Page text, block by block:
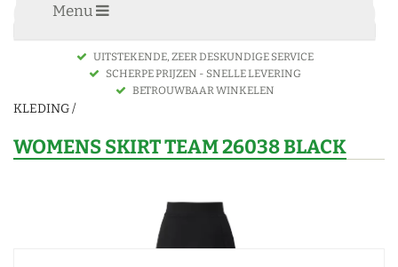
Menu
UITSTEKENDE, ZEER DESKUNDIGE SERVICE
SCHERPE PRIJZEN - SNELLE LEVERING
BETROUWBAAR WINKELEN
KLEDING/
WOMENS SKIRT TEAM 26038 BLACK